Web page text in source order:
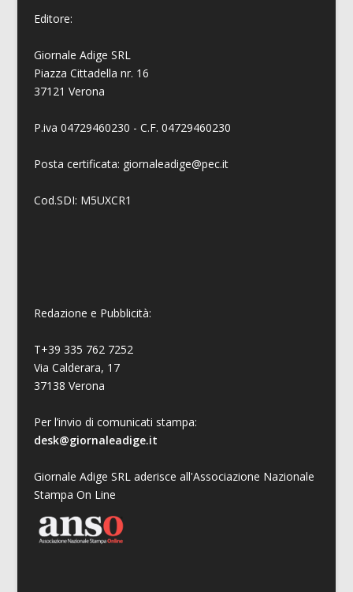
Editore:
Giornale Adige SRL
Piazza Cittadella nr. 16
37121 Verona
P.iva 04729460230 - C.F. 04729460230
Posta certificata: giornaleadige@pec.it
Cod.SDI: M5UXCR1
Redazione e Pubblicità:
T+39 335 762 7252
Via Calderara, 17
37138 Verona
Per l’invio di comunicati stampa:
desk@giornaleadige.it
Giornale Adige SRL aderisce all'Associazione Nazionale
Stampa On Line